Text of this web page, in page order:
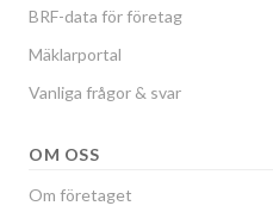
BRF-data för företag
Mäklarportal
Vanliga frågor & svar
OM OSS
Om företaget